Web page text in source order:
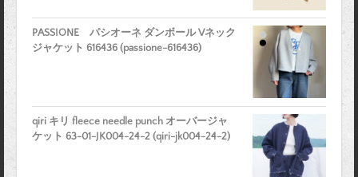
PASSIONE パシオーネ ダンボール Vネック
ジャケット 616436 (passione-616436)
qiri キリ fleece needle punch オーバージャ
ケット 63-01-JK004-24-2 (qiri-jk004-24-2)